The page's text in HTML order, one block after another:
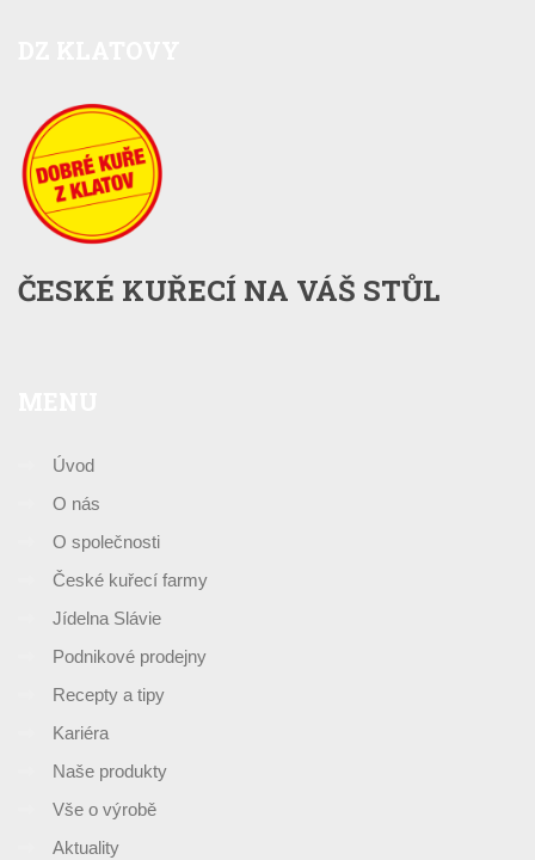
ČESKÉ KUŘECÍ NA VÁŠ STŮL
Úvod
O nás
O společnosti
České kuřecí farmy
Jídelna Slávie
Podnikové prodejny
Recepty a tipy
Kariéra
Naše produkty
Vše o výrobě
Aktuality